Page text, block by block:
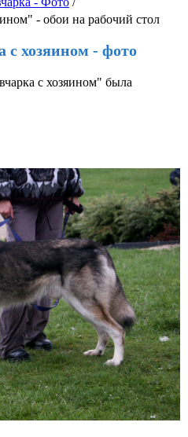
- обои на рабочий стол
с хозяином - фото
с хозяином" была